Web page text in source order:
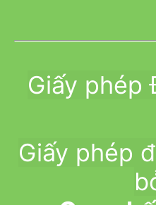
Giấy phép
Giấy phép